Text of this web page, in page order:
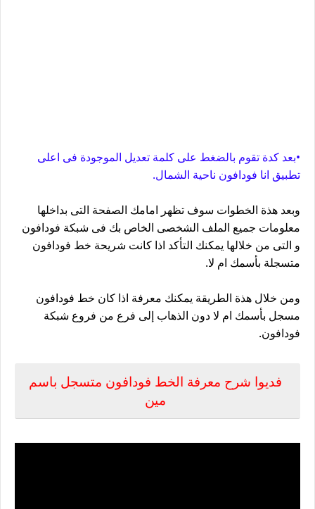
•بعد كدة تقوم بالضغط على كلمة تعديل الموجودة فى اعلى
تطبيق انا فودافون ناحية الشمال.
وبعد هذة الخطوات سوف تظهر امامك الصفحة التى بداخلها
معلومات جميع الملف الشخصى الخاص بك فى شبكة فودافون
و التى من خلالها يمكنك التأكد اذا كانت شريحة خط فودافون
متسجلة بأسمك ام لا.
ومن خلال هذة الطريقة يمكنك معرفة اذا كان خط فودافون
مسجل بأسمك ام لا دون الذهاب إلى فرع من فروع شبكة
فودافون.
فديوا شرح معرفة الخط فودافون متسجل باسم
مين